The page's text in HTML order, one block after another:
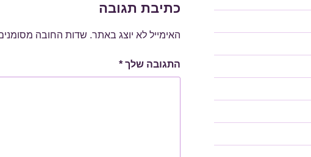
כתיבת תגובה
האימייל לא יוצג באתר. שדות החובה
התגובה שלך *